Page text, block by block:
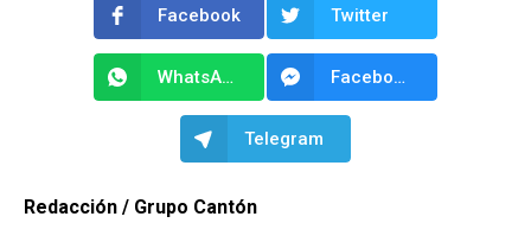
Facebook Twitter
WhatsApp Facebook Messenger
Telegram
Redacción / Grupo Cantón